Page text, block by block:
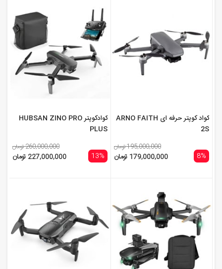
کواد کوپتر حرفه ای ARNO FAITH
2S
8%
195,000,000 تومان
179,000,000 تومان
کوادکوپتر HUBSAN ZINO PRO
PLUS
13%
260,000,000 تومان
227,000,000 تومان